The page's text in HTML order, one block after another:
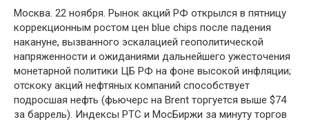
Москва. 22 ноября. Рынок акций РФ открылся в пятницу
коррекционным ростом цен blue chips после падения
накануне, вызванного эскалацией геополитической
напряженности и ожиданиями дальнейшего ужесточения
монетарной политики ЦБ РФ на фоне высокой инфляции;
отскоку акций нефтяных компаний способствует
подросшая нефть (фьючерс на Brent торгуется выше $74
за баррель). Индексы РТС и МосБиржи за минуту торгов